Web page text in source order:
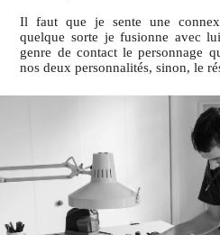
Il faut que je sente une
quelque sorte je fusionne avec
genre de contact le personnage
nos deux personnalités, sinon, le